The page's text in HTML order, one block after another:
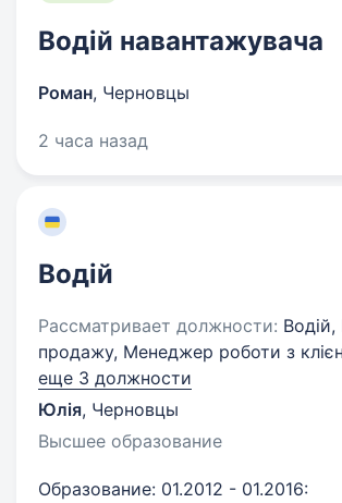
Водій навантажувача
Роман, Черновцы
2 часа назад
Водій
Рассматривает должности:
продажу, Менеджер роботи з
еще 3 должности
Юлія, Черновцы
Высшее образование
Образование: 01.2012 - 01.2016: